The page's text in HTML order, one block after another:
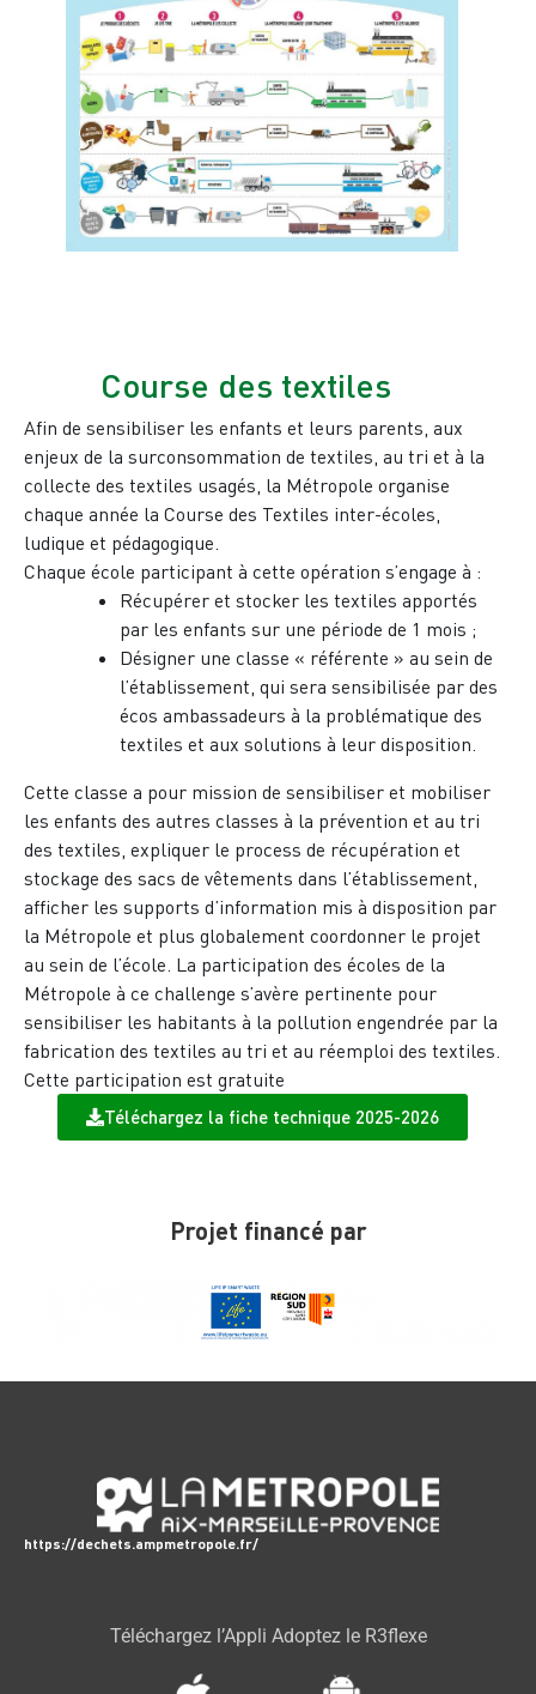
Course des textiles
Afin de sensibiliser les enfants et leurs parents, aux
enjeux de la surconsommation de textiles, au tri et à la
collecte des textiles usagés, la Métropole organise
chaque année la Course des Textiles inter-écoles,
ludique et pédagogique.
Chaque école participant à cette opération s’engage à :
Récupérer et stocker les textiles apportés
par les enfants sur une période de 1 mois ;
Désigner une classe « référente » au sein de
l’établissement, qui sera sensibilisée par des
écos ambassadeurs à la problématique des
textiles et aux solutions à leur disposition.
Cette classe a pour mission de sensibiliser et mobiliser
les enfants des autres classes à la prévention et au tri
des textiles, expliquer le process de récupération et
stockage des sacs de vêtements dans l’établissement,
afficher les supports d’information mis à disposition par
la Métropole et plus globalement coordonner le projet
au sein de l’école. La participation des écoles de la
Métropole à ce challenge s’avère pertinente pour
sensibiliser les habitants à la pollution engendrée par la
fabrication des textiles au tri et au réemploi des textiles.
Cette participation est gratuite
Téléchargez la fiche technique 2025-2026
Projet financé par
https://dechets.ampmetropole.fr/
Téléchargez l’Appli Adoptez le R3flexe